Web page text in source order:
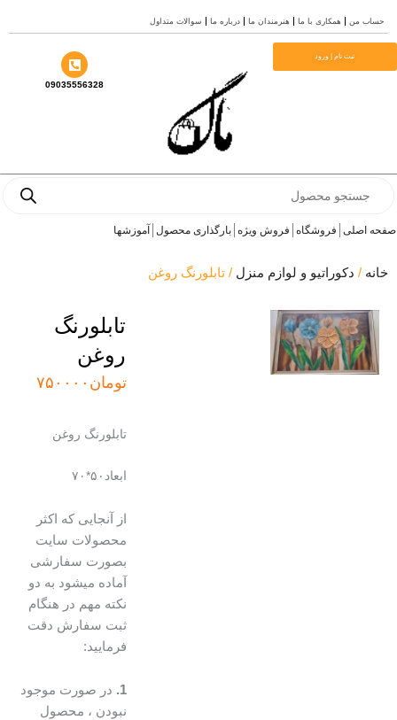
من همکاری با ما هنرمندان ما درباره ما سوالات متداول
ثبت نام | ورود
09035556328
اصلی فروشگاه فروش ویژه بارگذاری محصول آموزشها
/دکوراتیو و لوازم منزل/ تابلورنگ روغن
تابلورنگ
روغن
تومان۷۵۰۰۰۰
تابلورنگ روغن
ابعاد۵۰*۷۰
از آنجایی که اکثر
محصولات سایت
بصورت سفارشی
آماده میشود به دو
نکته مهم در هنگام
ثبت سفارش دقت
فرمایید:
در صورت موجود
نبودن ، محصول